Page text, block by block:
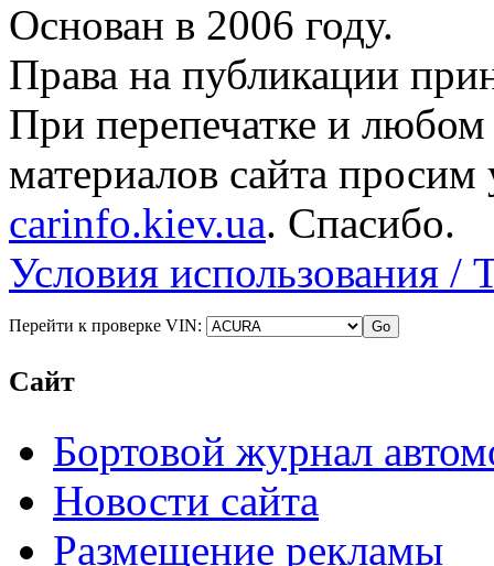
Основан в 2006 году.
Права на публикации
При перепечатке и
материалов сайта просим
carinfo.kiev.ua. Спасибо.
Условия использования /
Перейти к проверке VIN:
Сайт
Бортовой журнал
Новости сайта
Размещение рекламы